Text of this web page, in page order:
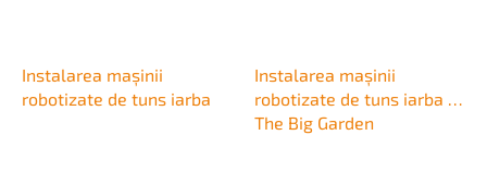
Instalarea mașinii
robotizate de tuns iarba
Instalarea mașinii
robotizate de tuns iarba -
The Big Garden